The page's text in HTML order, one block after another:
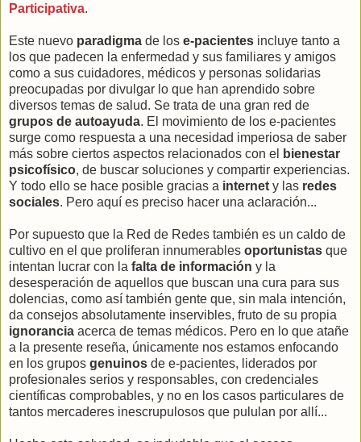
Participativa.
Este nuevo paradigma de los e-pacientes incluye tanto a
los que padecen la enfermedad y sus familiares y amigos
como a sus cuidadores, médicos y personas solidarias
preocupadas por divulgar lo que han aprendido sobre
diversos temas de salud. Se trata de una gran red de
grupos de autoayuda. El movimiento de los e-pacientes
surge como respuesta a una necesidad imperiosa de saber
más sobre ciertos aspectos relacionados con el
bienestar
psicofísico, de buscar soluciones y compartir experiencias.
Y todo ello se hace posible gracias a internet y las redes
sociales. Pero aquí es preciso hacer una aclaración...
Por supuesto que la Red de Redes también es un caldo de
cultivo en el que proliferan innumerables oportunistas que
intentan lucrar con la falta de información y la
desesperación de aquellos que buscan una cura para sus
dolencias, como así también gente que, sin mala intención,
da consejos absolutamente inservibles, fruto de su propia
ignorancia acerca de temas médicos. Pero en lo que atañe
a la presente reseña, únicamente nos estamos enfocando
en los grupos genuinos de e-pacientes, liderados por
profesionales serios y responsables, con credenciales
científicas comprobables, y no en los casos particulares de
tantos mercaderes inescrupulosos que pululan por allí...